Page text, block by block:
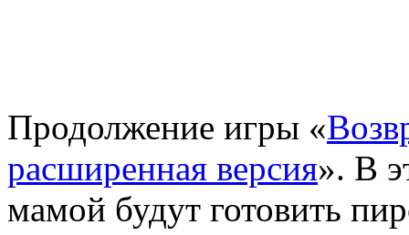
Продолжение игры «
расширенная версия». В
мамой будут готовить